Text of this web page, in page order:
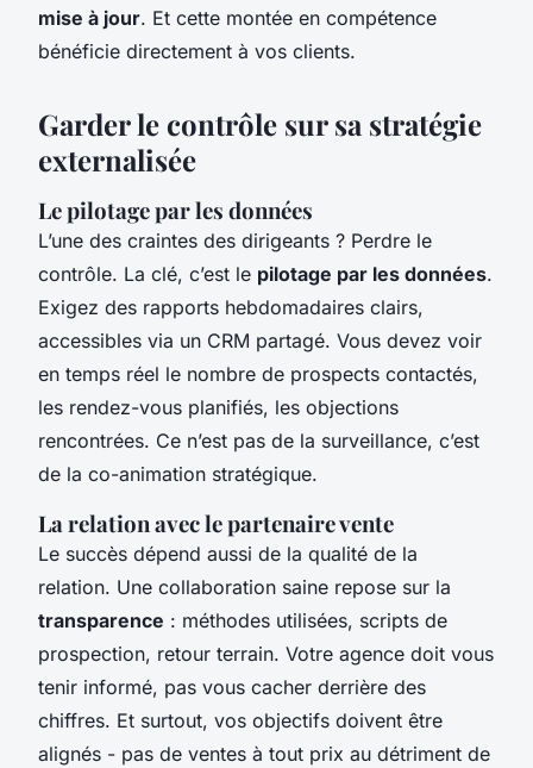
mise à jour. Et cette montée en compétence
bénéficie directement à vos clients.
Garder le contrôle sur sa stratégie
externalisée
Le pilotage par les données
L’une des craintes des dirigeants ? Perdre le
contrôle. La clé, c’est le pilotage par les données.
Exigez des rapports hebdomadaires clairs,
accessibles via un CRM partagé. Vous devez voir
en temps réel le nombre de prospects contactés,
les rendez-vous planifiés, les objections
rencontrées. Ce n’est pas de la surveillance, c’est
de la co-animation stratégique.
La relation avec le partenaire vente
Le succès dépend aussi de la qualité de la
relation. Une collaboration saine repose sur la
transparence : méthodes utilisées, scripts de
prospection, retour terrain. Votre agence doit vous
tenir informé, pas vous cacher derrière des
chiffres. Et surtout, vos objectifs doivent être
alignés - pas de ventes à tout prix au détriment de